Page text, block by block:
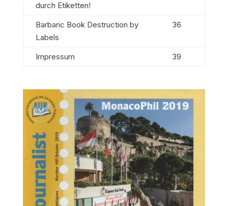
durch Etiketten!
Barbaric Book Destruction by
Labels
36
Impressum 39